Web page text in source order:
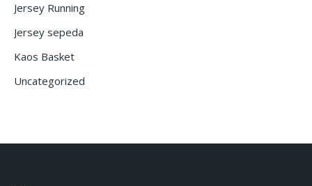
Jersey Running
Jersey sepeda
Kaos Basket
Uncategorized